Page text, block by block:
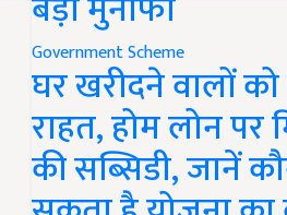
Government Scheme
घर खरीदने वालों
राहत, होम लोन पर
की सब्सिडी, जानें